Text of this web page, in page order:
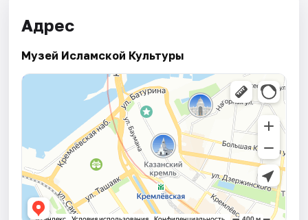
Адрес
Музей Исламской Культуры